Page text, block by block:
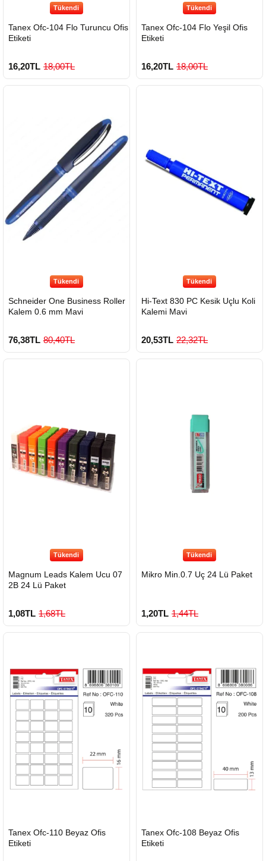
Tükendi
Tanex Ofc-104 Flo Turuncu Ofis
Etiketi
16,20TL 18,00TL
Tükendi
Tanex Ofc-104 Flo Yeşil Ofis
Etiketi
16,20TL 18,00TL
Tükendi
Schneider One Business Roller
Kalem 0.6 mm Mavi
76,38TL 80,40TL
Tükendi
Hi-Text 830 PC Kesik Uçlu Koli
Kalemi Mavi
20,53TL 22,32TL
Tükendi
Magnum Leads Kalem Ucu 07
2B 24 Lü Paket
1,08TL 1,68TL
Tükendi
Mikro Min.0.7 Uç 24 Lü Paket
1,20TL 1,44TL
GÖNDERİ
Tanex Ofc-110 Beyaz Ofis
Etiketi
GÖNDERİ
Tanex Ofc-108 Beyaz Ofis
Etiketi